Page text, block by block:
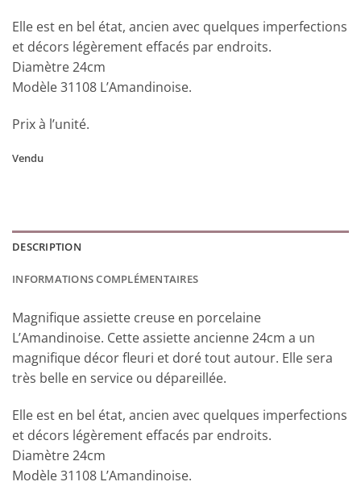
Elle est en bel état, ancien avec quelques imperfections
et décors légèrement effacés par endroits.
Diamètre 24cm
Modèle 31108 L’Amandinoise.
Prix à l’unité.
Vendu
DESCRIPTION
INFORMATIONS COMPLÉMENTAIRES
Magnifique assiette creuse en porcelaine
L’Amandinoise. Cette assiette ancienne 24cm a un
magnifique décor fleuri et doré tout autour. Elle sera
très belle en service ou dépareillée.
Elle est en bel état, ancien avec quelques imperfections
et décors légèrement effacés par endroits.
Diamètre 24cm
Modèle 31108 L’Amandinoise.